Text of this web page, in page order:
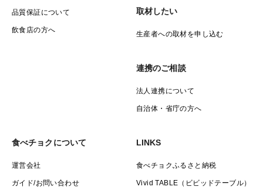
品質保証について
飲食店の方へ
取材したい
生産者への取材を申し込む
連携のご相談
法人連携について
自治体・省庁の方へ
食べチョクについて
運営会社
ガイド/お問い合わせ
LINKS
食べチョクふるさと納税
Vivid TABLE（ビビッドテーブル）